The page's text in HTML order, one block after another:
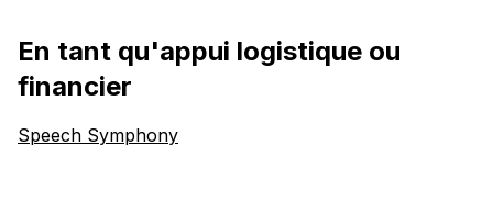
En tant qu'appui logistique ou
financier
Speech Symphony